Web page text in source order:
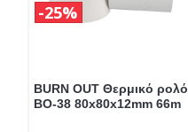
BURN OUT Θερμικό ρολό
BO-38 80x80x12mm 66m
25%